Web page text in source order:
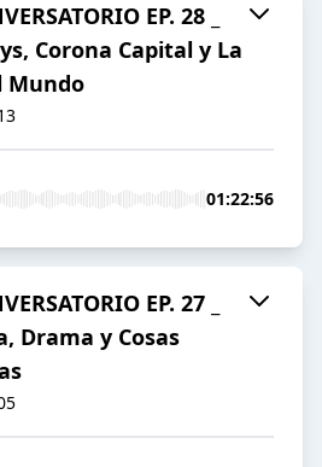
EP. 28 _
Corona Capital y La
Mundo
01:22:56
EP. 27 _
Drama y Cosas